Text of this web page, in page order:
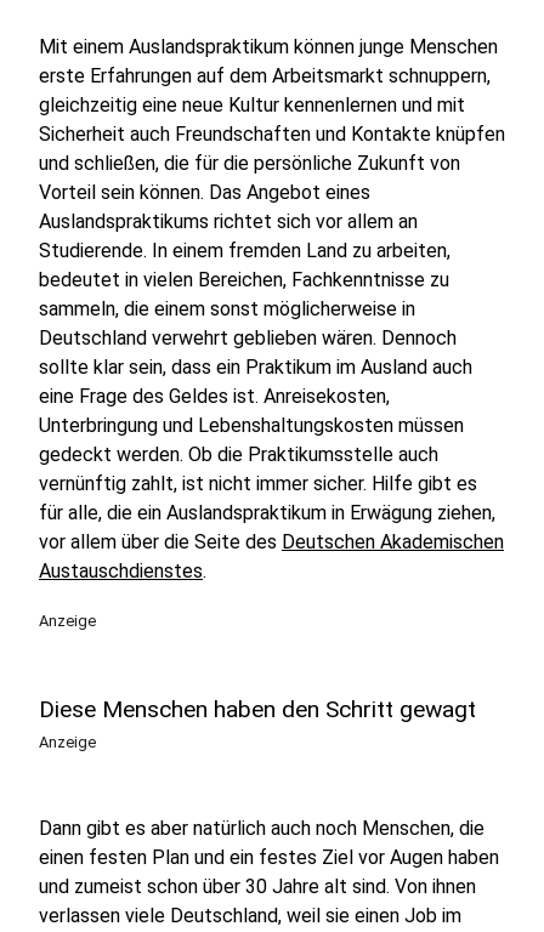
Mit einem Auslandspraktikum können junge Menschen
erste Erfahrungen auf dem Arbeitsmarkt schnuppern,
gleichzeitig eine neue Kultur kennenlernen und mit
Sicherheit auch Freundschaften und Kontakte knüpfen
und schließen, die für die persönliche Zukunft von
Vorteil sein können. Das Angebot eines
Auslandspraktikums richtet sich vor allem an
Studierende. In einem fremden Land zu arbeiten,
bedeutet in vielen Bereichen, Fachkenntnisse zu
sammeln, die einem sonst möglicherweise in
Deutschland verwehrt geblieben wären. Dennoch
sollte klar sein, dass ein Praktikum im Ausland auch
eine Frage des Geldes ist. Anreisekosten,
Unterbringung und Lebenshaltungskosten müssen
gedeckt werden. Ob die Praktikumsstelle auch
vernünftig zahlt, ist nicht immer sicher. Hilfe gibt es
für alle, die ein Auslandspraktikum in Erwägung ziehen,
vor allem über die Seite des Deutschen Akademischen
Austauschdienstes.
Anzeige
Diese Menschen haben den Schritt gewagt
Anzeige
Dann gibt es aber natürlich auch noch Menschen, die
einen festen Plan und ein festes Ziel vor Augen haben
und zumeist schon über 30 Jahre alt sind. Von ihnen
verlassen viele Deutschland, weil sie einen Job im